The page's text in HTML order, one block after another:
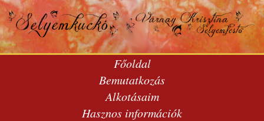
Főoldal
Bemutatkozás
Alkotásaim
Hasznos információk